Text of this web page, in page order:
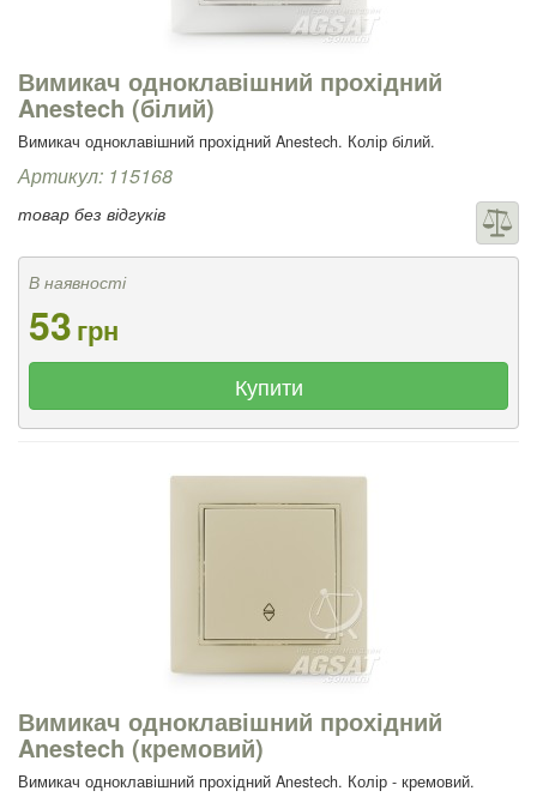
Вимикач одноклавішний прохідний
Anestech (білий)
Вимикач одноклавішний прохідний Anestech. Колір білий.
Артикул: 115168
товар без відгуків
В наявності
53грн
Купити
Вимикач одноклавішний прохідний
Anestech (кремовий)
Вимикач одноклавішний прохідний Anestech. Колір - кремовий.